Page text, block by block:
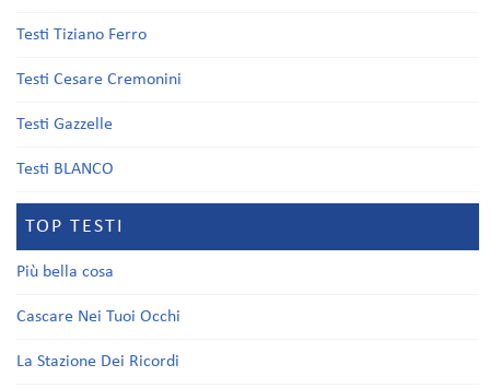
Testi Tiziano Ferro
Testi Cesare Cremonini
Testi Gazzelle
Testi BLANCO
TOP TESTI
Più bella cosa
Cascare Nei Tuoi Occhi
La Stazione Dei Ricordi